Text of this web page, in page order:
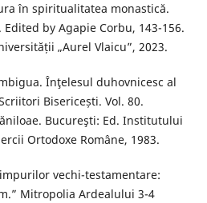
în spiritualitatea monastică.
by Agapie Corbu, 143-156.
„Aurel Vlaicu”, 2023.
Înţelesul duhovnicesc al
Bisericești. Vol. 80.
Bucureşti: Ed. Institutului
Ortodoxe Române, 1983.
vechi-testamentare:
Mitropolia Ardealului 3-4